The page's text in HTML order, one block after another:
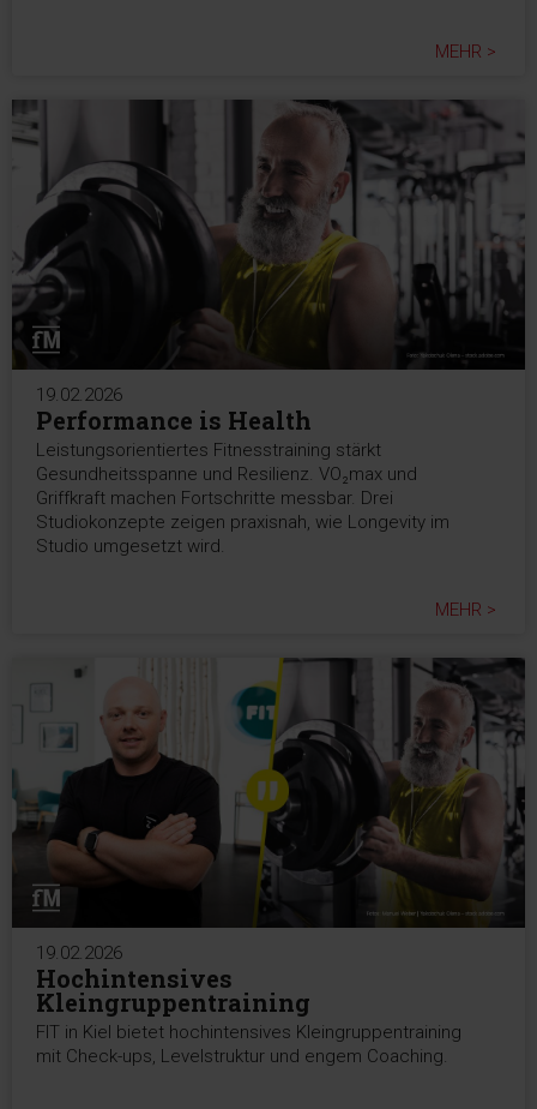
MEHR >
19.02.2026
Performance is Health
Leistungsorientiertes Fitnesstraining stärkt
Gesundheitsspanne und Resilienz. VO₂max und
Griffkraft machen Fortschritte messbar. Drei
Studiokonzepte zeigen praxisnah, wie Longevity im
Studio umgesetzt wird.
MEHR >
19.02.2026
Hochintensives
Kleingruppentraining
FIT in Kiel bietet hochintensives Kleingruppentraining
mit Check-ups, Levelstruktur und engem Coaching.